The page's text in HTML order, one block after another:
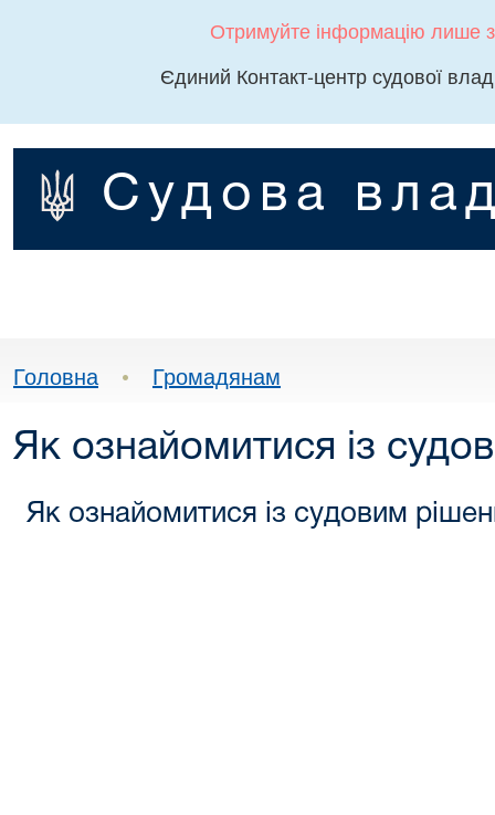
Отримуйте інформацію лише
Єдиний Контакт-центр судової
Судова
Головна • Громадянам
Як ознайомитися із
Як ознайомитися із судовим